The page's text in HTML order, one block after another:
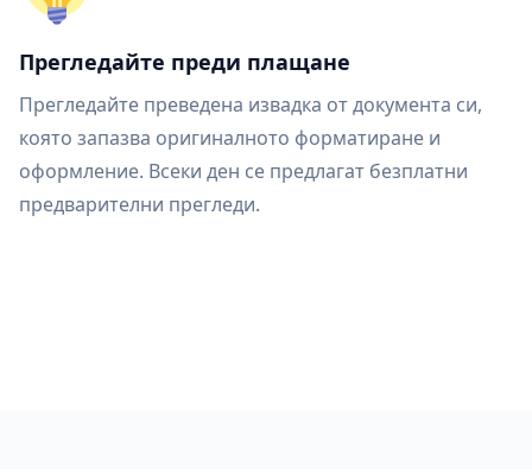
Прегледайте преди плащане
Прегледайте преведена извадка от документа си,
която запазва оригиналното форматиране и
оформление. Всеки ден се предлагат безплатни
предварителни прегледи.